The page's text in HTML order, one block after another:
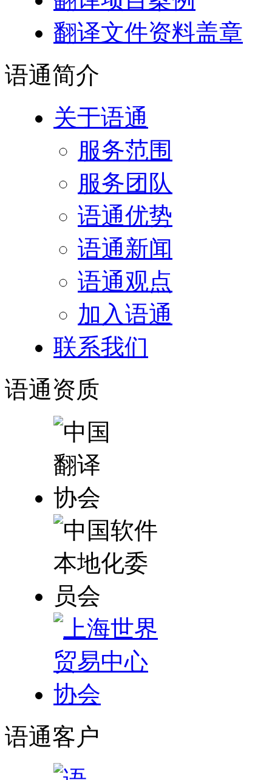
翻译文件资料盖章
语通简介
关于语通
服务范围
服务团队
语通优势
语通新闻
语通观点
加入语通
联系我们
语通资质
语通客户